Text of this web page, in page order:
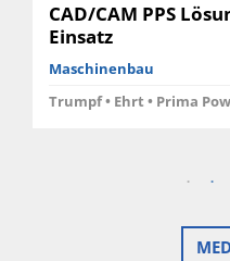
CAD/CAM PPS
Einsatz
Maschinenbau
Trumpf • Ehrt • Prima